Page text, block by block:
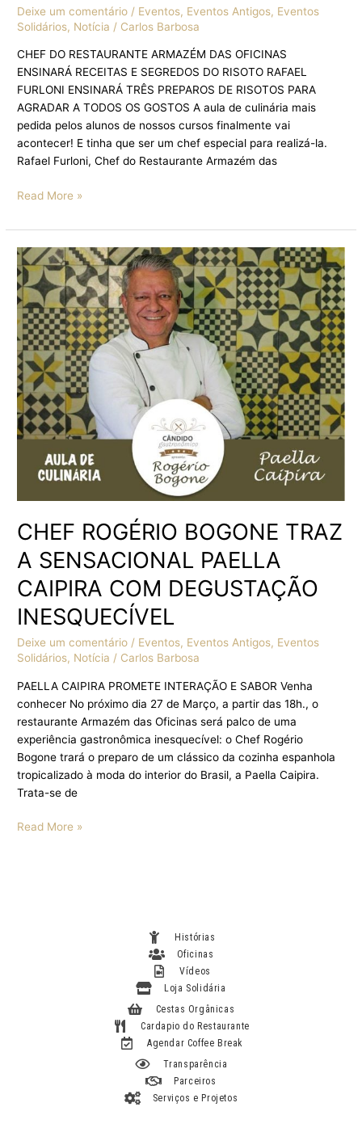
Deixe um comentário / Eventos, Eventos Antigos, Eventos
Solidários, Notícia / Carlos Barbosa
CHEF DO RESTAURANTE ARMAZÉM DAS OFICINAS
ENSINARÁ RECEITAS E SEGREDOS DO RISOTO RAFAEL
FURLONI ENSINARÁ TRÊS PREPAROS DE RISOTOS PARA
AGRADAR A TODOS OS GOSTOS A aula de culinária mais
pedida pelos alunos de nossos cursos finalmente vai
acontecer! E tinha que ser um chef especial para realizá-la.
Rafael Furloni, Chef do Restaurante Armazém das
Read More »
CHEF ROGÉRIO BOGONE TRAZ
A SENSACIONAL PAELLA
CAIPIRA COM DEGUSTAÇÃO
INESQUECÍVEL
Deixe um comentário / Eventos, Eventos Antigos, Eventos
Solidários, Notícia / Carlos Barbosa
PAELLA CAIPIRA PROMETE INTERAÇÃO E SABOR Venha
conhecer No próximo dia 27 de Março, a partir das 18h., o
restaurante Armazém das Oficinas será palco de uma
experiência gastronômica inesquecível: o Chef Rogério
Bogone trará o preparo de um clássico da cozinha espanhola
tropicalizado à moda do interior do Brasil, a Paella Caipira.
Trata-se de
CHEF
ROGÉRIO
BOGONE
TRAZ
A
SENSACIONAL
PAELLA
CAIPIRA
COM
DEGUSTAÇÃO
INESQUECÍVEL
Read More »
Histórias
Oficinas
Vídeos
Loja Solidária
Cestas Orgânicas
Cardapio do Restaurante
Agendar Coffee Break
Transparência
Parceiros
Serviços e Projetos